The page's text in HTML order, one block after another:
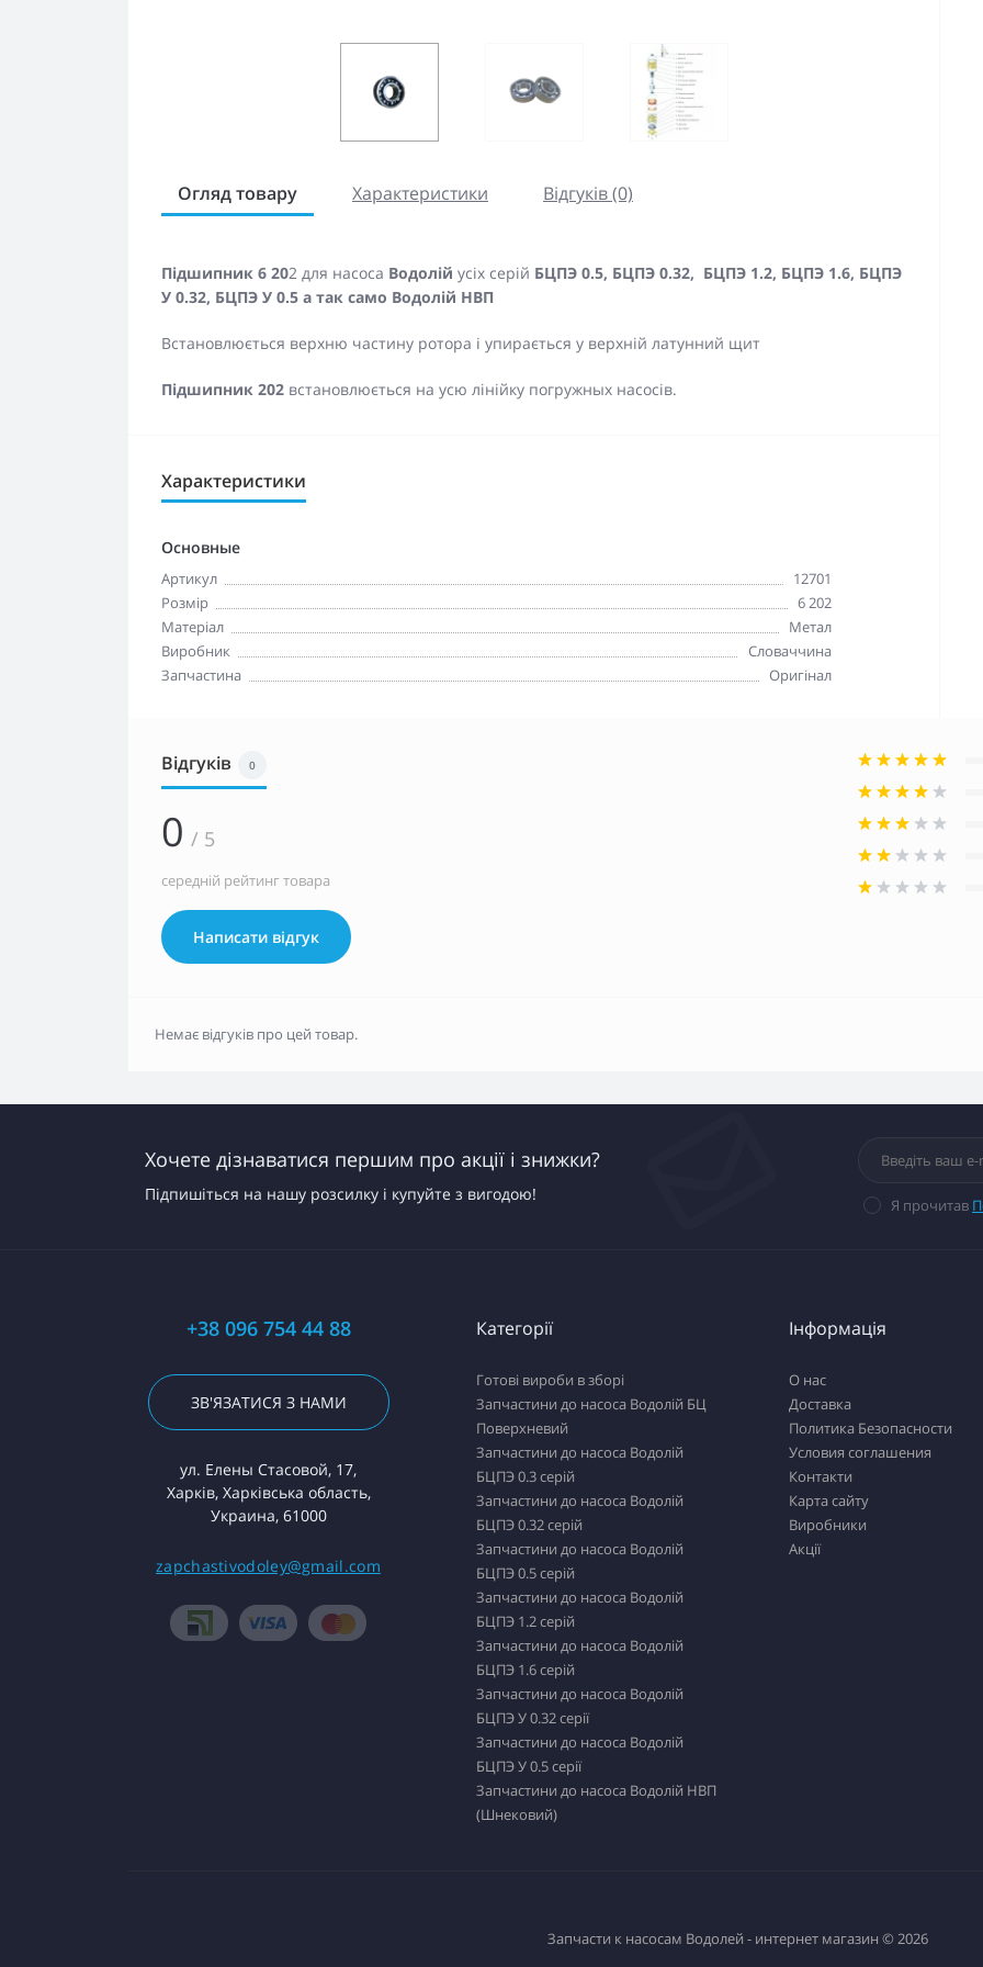
Огляд товару Характеристики Відгуків (0)
Підшипник 6 202 для насоса Водолій усіх серій БЦПЭ 0.5, БЦПЭ 0.32, БЦПЭ 1.2, БЦПЭ 1.6, БЦПЭ
У 0.32, БЦПЭ У 0.5 а так само Водолій НВП
Встановлюється верхню частину ротора і упирається у верхній латунний щит
Підшипник 202 встановлюється на усю лінійку погружных насосів.
Характеристики
Основные
Артикул
12701
Розмір
6 202
Матеріал
Метал
Виробник
Словаччина
Запчастина
Оригінал
Відгуків 0
0 / 5
середній рейтинг товара
Написати відгук
Немає відгуків про цей товар.
Хочете дізнаватися першим про акції і знижки?
Підпишіться на нашу розсилку і купуйте з вигодою!
Я прочитав
+38 096 754 44 88
ЗВ'ЯЗАТИСЯ З НАМИ
ул. Елены Стасовой, 17,
Харків, Харківська область,
Украина, 61000
zapchastivodoley@gmail.com
Категорії
Готові вироби в зборі
Запчастини до насоса Водолій БЦ
Поверхневий
Запчастини до насоса Водолій
БЦПЭ 0.3 серій
Запчастини до насоса Водолій
БЦПЭ 0.32 серій
Запчастини до насоса Водолій
БЦПЭ 0.5 серій
Запчастини до насоса Водолій
БЦПЭ 1.2 серій
Запчастини до насоса Водолій
БЦПЭ 1.6 серій
Запчастини до насоса Водолій
БЦПЭ У 0.32 серії
Запчастини до насоса Водолій
БЦПЭ У 0.5 серії
Запчастини до насоса Водолій НВП
(Шнековий)
Інформація
О нас
Доставка
Политика Безопасности
Условия соглашения
Контакти
Карта сайту
Виробники
Акції
Запчасти к насосам Водолей - интернет магазин © 2026